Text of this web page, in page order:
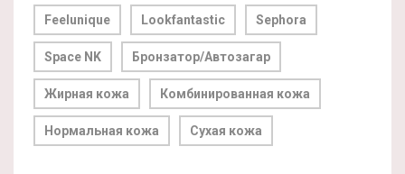
Feelunique Lookfantastic Sephora
Space NK Бронзатор/Автозагар
Жирная кожа Комбинированная кожа
Нормальная кожа Сухая кожа